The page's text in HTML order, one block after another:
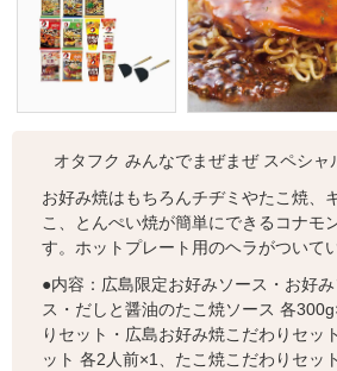
オタフク みんなでまぜまぜ スペシャ
お好み焼はもちろんチヂミやたこ焼、
こ、とんぺい焼が簡単にできるコナモ
す。ホットプレート用のヘラがついて
●内容：広島限定お好みソース・お好
ス・だしと醤油のたこ焼ソース 各
りセット・広島お好み焼こだわりセッ
ット 各2人前×1、たこ焼こだわりセッ